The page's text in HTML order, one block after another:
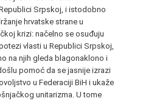
Srpskoj, i istodobno
hrvatske strane u
krizi: načelno se osuđuju
vlasti u Republici Srpskoj,
na njih gleda blagonaklono i
pomoć da se jasnije izrazi
u Federaciji BiH i ukaže
unitarizma. U tome